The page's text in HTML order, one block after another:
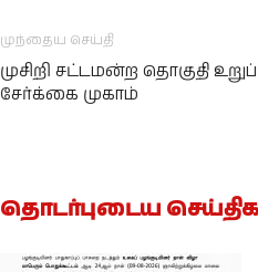
முந்தைய செய்தி
முசிறி சட்டமன்ற தொகுதி
சேர்க்கை முகாம்
தொடர்புடைய